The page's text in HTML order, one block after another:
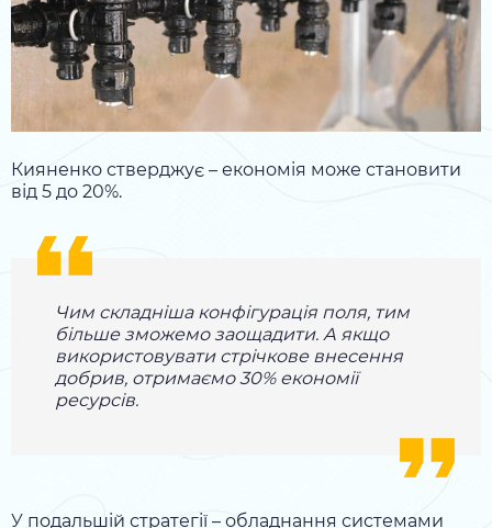
Кияненко стверджує – економія може становити
від 5 до 20%.
Чим складніша конфігурація поля, тим
більше зможемо заощадити. А якщо
використовувати стрічкове внесення
добрив, отримаємо 30% економії
ресурсів.
У подальшій стратегії – обладнання системами